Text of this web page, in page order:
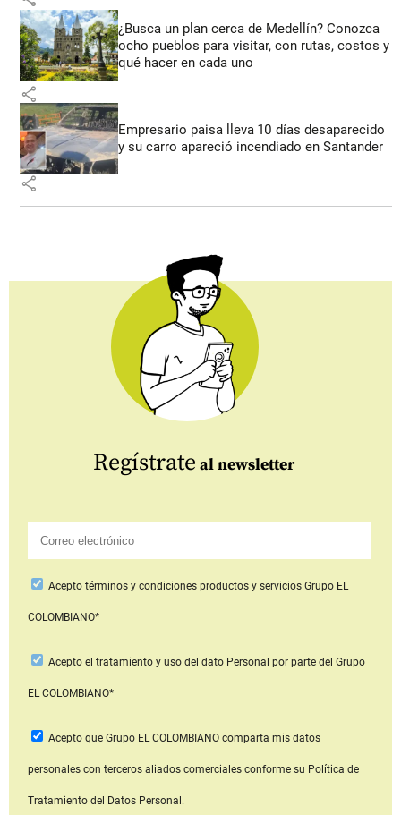
¿Busca un plan cerca de Medellín? Conozca
ocho pueblos para visitar, con rutas, costos y
qué hacer en cada uno
share
Empresario paisa lleva 10 días desaparecido
y su carro apareció incendiado en Santander
share
Regístrate al newsletter
Aceptotérminos y condiciones productos y serviciosGrupo EL
COLOMBIANO*
Acepto el tratamiento y uso del dato Personal por parte del Grupo
EL COLOMBIANO*
Acepto que Grupo EL COLOMBIANOcomparta mis datos
personales con terceros aliados comerciales conforme su Política de
Tratamiento del Datos Personal.